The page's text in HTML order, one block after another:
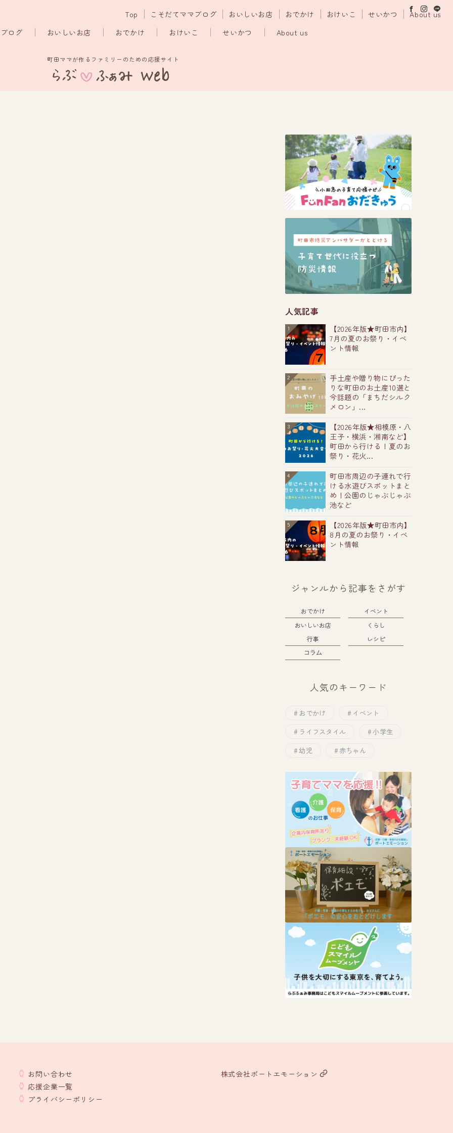
ログ おいしいお店 おでかけ おけいこ せいかつ About us
Top こそだてママブログ おいしいお店 おでかけ おけいこ せいかつ About us
町田ママが作るファミリーのための応援サイト
人気記事
1
【2026年版★町田市内】
7月の夏のお祭り・イベ
ント情報
2
手土産や贈り物にぴった
りな町田のお土産10選と
今話題の「まちだシルク
メロン」...
3
【2026年版★相模原・八
王子・横浜・湘南など】
町田から行ける！夏のお
祭り・花火...
4
町田市周辺の子連れで行
ける水遊びスポットまと
め！公園のじゃぶじゃぶ
池など
5
【2026年版★町田市内】
8月の夏のお祭り・イベ
ント情報
ジャンルから記事をさがす
おでかけ
イベント
おいしいお店
くらし
行事
レシピ
コラム
人気のキーワード
おでかけ
イベント
ライフスタイル
小学生
幼児
赤ちゃん
お問い合わせ
応援企業一覧
プライバシーポリシー
株式会社ポートエモーション